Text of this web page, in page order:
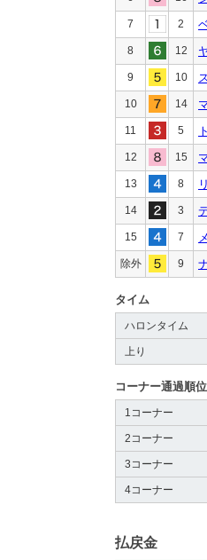
7 2
8 12
9 10
10 14
11 5
12 15
13 8
14 3
15 7
除外 9
タイム
ハロンタイム
上り
コーナー通過順位
1コーナー
2コーナー
3コーナー
4コーナー
払戻金